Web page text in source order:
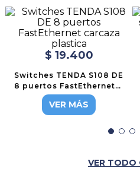
$ 19.400
Switches TENDA S108 DE
8 puertos FastEthernet
carcaza plastica
VER MÁS
VER TODO